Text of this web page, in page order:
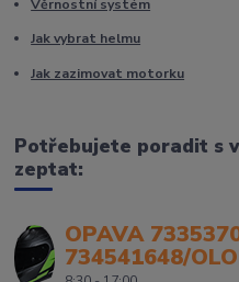
Věrnostní systém
Jak vybrat helmu
Jak zazimovat motorku
Potřebujete poradit s
zeptat:
OPAVA
734541648/